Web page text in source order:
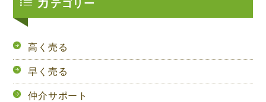
カ テゴリー
高く売る
早く売る
仲介サポート